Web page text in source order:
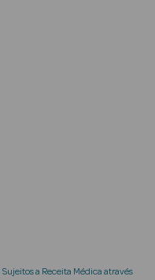
a Receita Médica através